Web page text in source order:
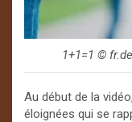
1+1=1 ©️
Au début de la
éloignées qui se